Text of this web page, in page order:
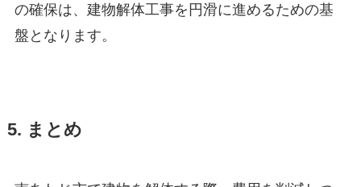
の確保は、建物解体工事を円滑に進めるための基
盤となります。
5. まとめ